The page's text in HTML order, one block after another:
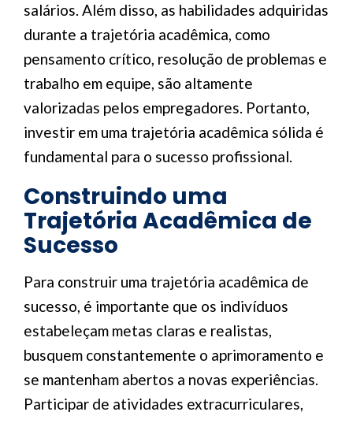
salários. Além disso, as habilidades adquiridas
durante a trajetória acadêmica, como
pensamento crítico, resolução de problemas e
trabalho em equipe, são altamente
valorizadas pelos empregadores. Portanto,
investir em uma trajetória acadêmica sólida é
fundamental para o sucesso profissional.
Construindo uma
Trajetória Acadêmica de
Sucesso
Para construir uma trajetória acadêmica de
sucesso, é importante que os indivíduos
estabeleçam metas claras e realistas,
busquem constantemente o aprimoramento e
se mantenham abertos a novas experiências.
Participar de atividades extracurriculares,